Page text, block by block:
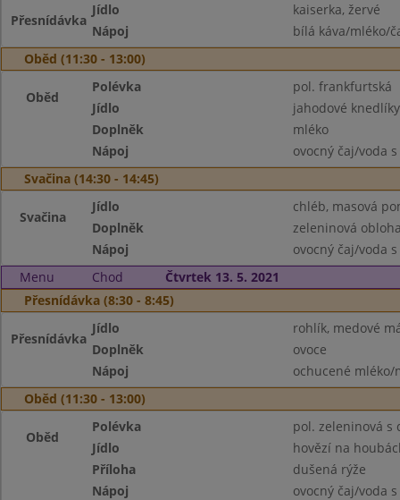
Přesnídávka
Jídlo
kaiserka, žervé
Nápoj
bílá káva/mléko/
Oběd (11:30 - 13:00)
Oběd
Polévka
pol. frankfurtská
Jídlo
jahodové
Doplněk
mléko
Nápoj
ovocný čaj/voda
Svačina (14:30 - 14:45)
Svačina
Jídlo
chléb, masová
Doplněk
zeleninová
Nápoj
ovocný čaj/voda
Menu
Chod
Čtvrtek 13. 5. 2021
Přesnídávka (8:30 - 8:45)
Přesnídávka
Jídlo
rohlík, medové
Doplněk
ovoce
Nápoj
ochucené
Oběd (11:30 - 13:00)
Oběd
Polévka
pol. zeleninová s
Jídlo
hovězí na
Příloha
dušená rýže
Nápoj
ovocný čaj/voda